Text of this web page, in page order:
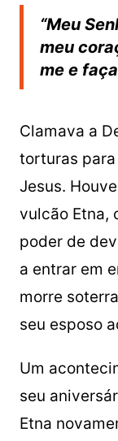
“Meu
meu
me e
Clamava a
torturas
Jesus.
vulcão Etna,
poder de
a entrar em
morre
seu esposo
Um
seu
Etna